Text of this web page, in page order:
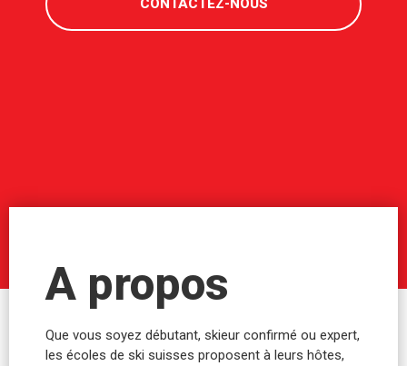
CONTACTEZ-NOUS
A propos
Que vous soyez débutant, skieur confirmé ou expert,
les écoles de ski suisses proposent à leurs hôtes,